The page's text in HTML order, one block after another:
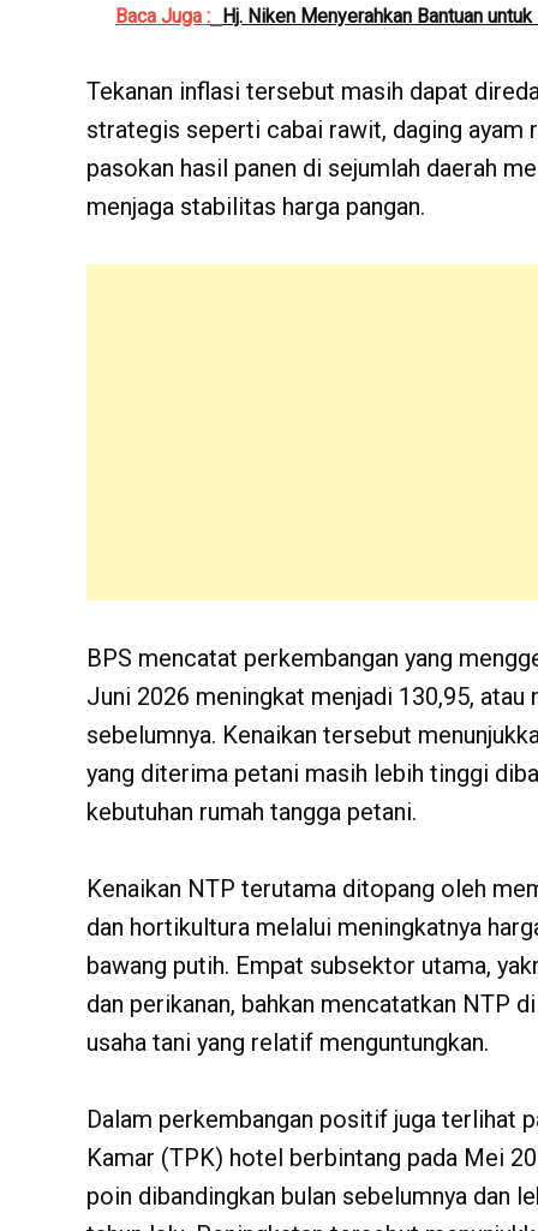
Baca Juga : Hj. Niken Menyerahkan Bantuan
Tekanan inflasi tersebut masih dapat
strategis seperti cabai rawit, daging ayam
pasokan hasil panen di sejumlah daerah
menjaga stabilitas harga pangan.
BPS mencatat perkembangan yang
Juni 2026 meningkat menjadi 130,95, atau
sebelumnya. Kenaikan tersebut
yang diterima petani masih lebih tinggi
kebutuhan rumah tangga petani.
Kenaikan NTP terutama ditopang oleh
dan hortikultura melalui meningkatnya
bawang putih. Empat subsektor utama,
dan perikanan, bahkan mencatatkan NTP
usaha tani yang relatif menguntungkan.
Dalam perkembangan positif juga terlihat
Kamar (TPK) hotel berbintang pada Mei
poin dibandingkan bulan sebelumnya dan